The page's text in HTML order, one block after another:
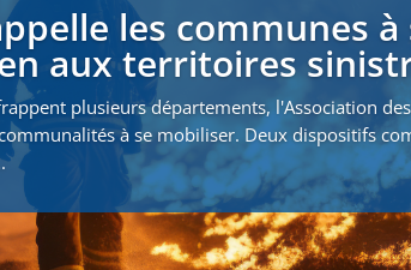
les communes à
aux territoires
plusieurs départements, l'Association
à se mobiliser. Deux dispositifs